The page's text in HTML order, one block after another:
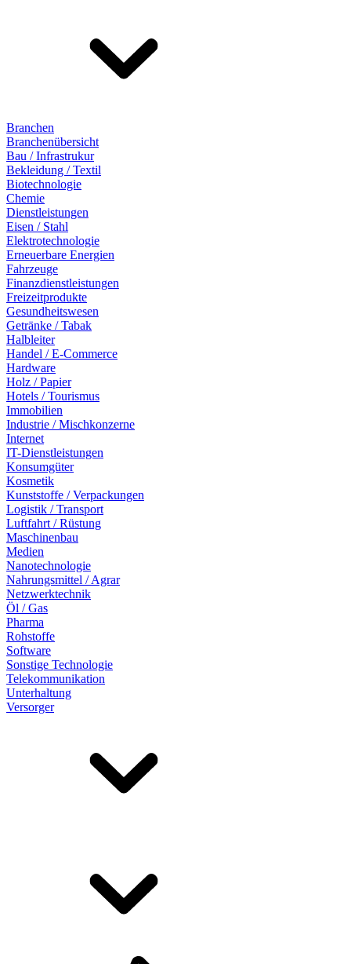
Branchen
Branchenübersicht
Bau / Infrastrukur
Bekleidung / Textil
Biotechnologie
Chemie
Dienstleistungen
Eisen / Stahl
Elektrotechnologie
Erneuerbare Energien
Fahrzeuge
Finanzdienstleistungen
Freizeitprodukte
Gesundheitswesen
Getränke / Tabak
Halbleiter
Handel / E-Commerce
Hardware
Holz / Papier
Hotels / Tourismus
Immobilien
Industrie / Mischkonzerne
Internet
IT-Dienstleistungen
Konsumgüter
Kosmetik
Kunststoffe / Verpackungen
Logistik / Transport
Luftfahrt / Rüstung
Maschinenbau
Medien
Nanotechnologie
Nahrungsmittel / Agrar
Netzwerktechnik
Öl / Gas
Pharma
Rohstoffe
Software
Sonstige Technologie
Telekommunikation
Unterhaltung
Versorger